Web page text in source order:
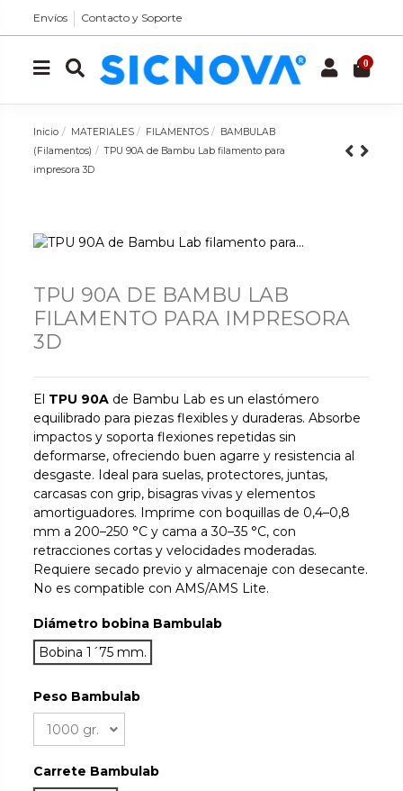
Envíos Contacto y Soporte
0
Inicio MATERIALES FILAMENTOS
BAMBULAB
(Filamentos)
TPU 90A de Bambu Lab filamento para
impresora 3D
TPU 90A DE BAMBU LAB
FILAMENTO PARA IMPRESORA
3D
El TPU 90A de Bambu Lab es un elastómero
equilibrado para piezas flexibles y duraderas. Absorbe
impactos y soporta flexiones repetidas sin
deformarse, ofreciendo buen agarre y resistencia al
desgaste. Ideal para suelas, protectores, juntas,
carcasas con grip, bisagras vivas y elementos
amortiguadores. Imprime con boquillas de 0,4–0,8
mm a 200–250 °C y cama a 30–35 °C, con
retracciones cortas y velocidades moderadas.
Requiere secado previo y almacenaje con desecante.
No es compatible con AMS/AMS Lite.
Diámetro bobina Bambulab
Bobina 1´75 mm.
Peso Bambulab
Carrete Bambulab